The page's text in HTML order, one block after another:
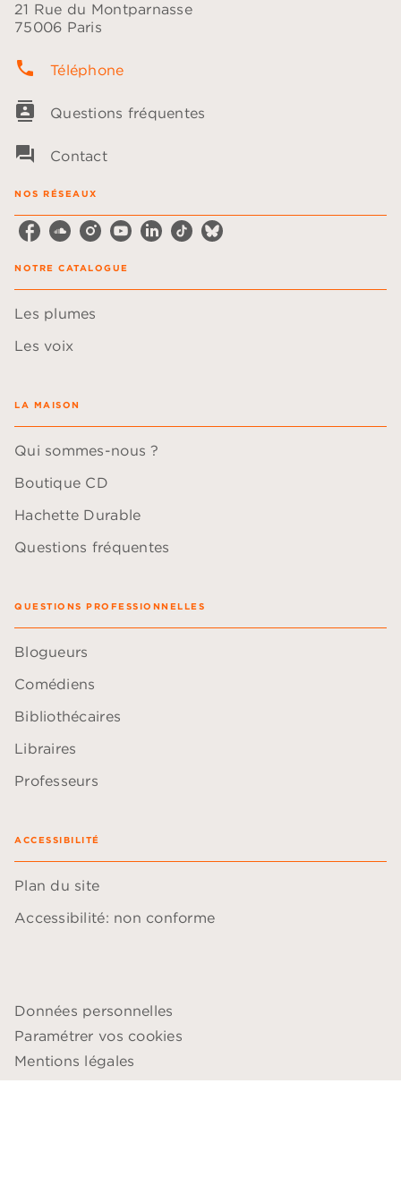
21 Rue du Montparnasse
75006 Paris
phone Téléphone
contacts Questions fréquentes
question_answer Contact
NOS RÉSEAUX
NOTRE CATALOGUE
Les plumes
Les voix
LA MAISON
Qui sommes-nous ?
Boutique CD
Hachette Durable
Questions fréquentes
QUESTIONS PROFESSIONNELLES
Blogueurs
Comédiens
Bibliothécaires
Libraires
Professeurs
ACCESSIBILITÉ
Plan du site
Accessibilité: non conforme
Données personnelles
Paramétrer vos cookies
Mentions légales
Conditions générales d'utilisation